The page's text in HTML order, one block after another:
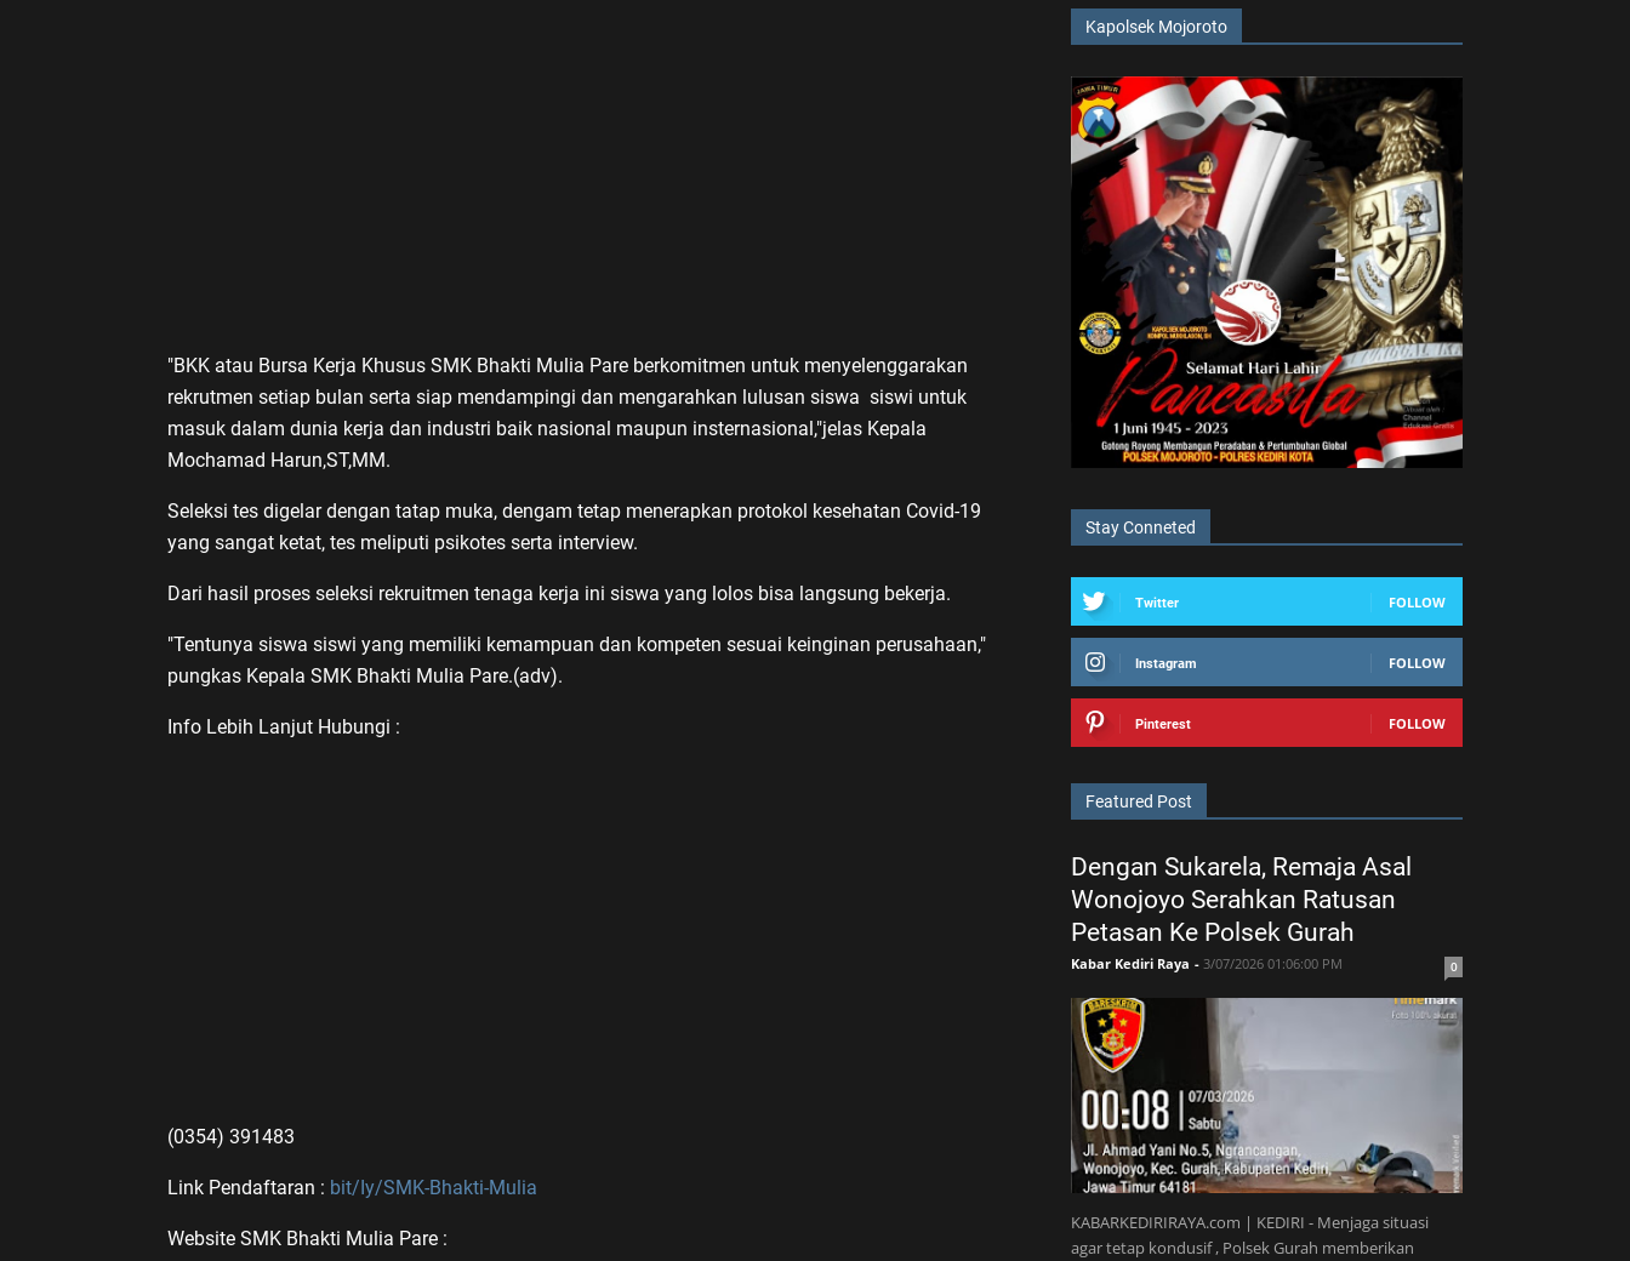
"BKK atau Bursa Kerja Khusus SMK Bhakti Mulia Pare berkomitmen untuk menyelenggarakan
rekrutmen setiap bulan serta siap mendampingi dan mengarahkan lulusan siswa siswi untuk
masuk dalam dunia kerja dan industri baik nasional maupun insternasional,"jelas Kepala
Mochamad Harun,ST,MM.
Seleksi tes digelar dengan tatap muka, dengam tetap menerapkan protokol kesehatan Covid-19
yang sangat ketat, tes meliputi psikotes serta interview.
Dari hasil proses seleksi rekruitmen tenaga kerja ini siswa yang lolos bisa langsung bekerja.
"Tentunya siswa siswi yang memiliki kemampuan dan kompeten sesuai keinginan perusahaan,"
pungkas Kepala SMK Bhakti Mulia Pare.(adv).
Info Lebih Lanjut Hubungi :
(0354) 391483
Link Pendaftaran : bit/Iy/SMK-Bhakti-Mulia
Website SMK Bhakti Mulia Pare :
Kapolsek Mojoroto
Stay Conneted
Twitter FOLLOW
Instagram FOLLOW
Pinterest FOLLOW
Featured Post
Dengan Sukarela, Remaja Asal
Wonojoyo Serahkan Ratusan
Petasan Ke Polsek Gurah
Kabar Kediri Raya - 3/07/2026 01:06:00 PM 0
KABARKEDIRIRAYA.com | KEDIRI - Menjaga situasi
agar tetap kondusif , Polsek Gurah memberikan